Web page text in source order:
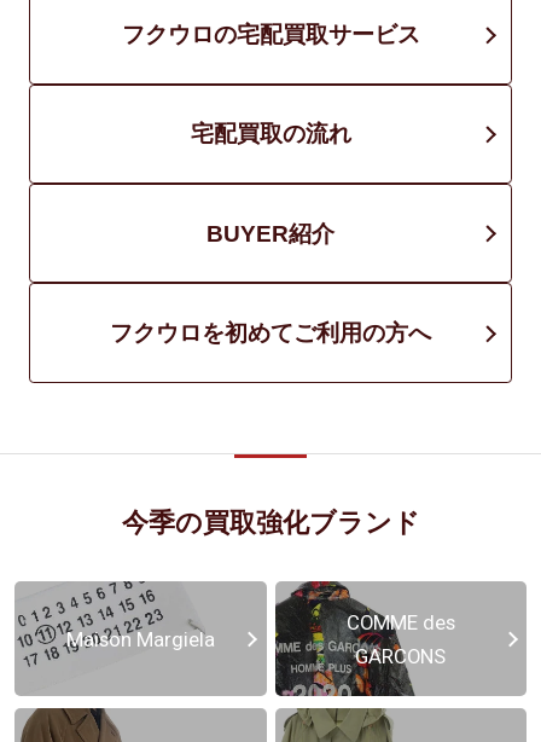
フクウロの宅配買取サービス
宅配買取の流れ
BUYER紹介
フクウロを初めてご利用の方へ
今季の買取強化ブランド
Maison Margiela
COMME des
GARCONS